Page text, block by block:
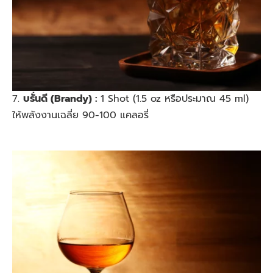
7. บรั่นดี (Brandy) : 1 Shot (1.5 oz หรือประมาณ 45 ml)
ให้พลังงานเฉลี่ย 90-100 แคลอรี่